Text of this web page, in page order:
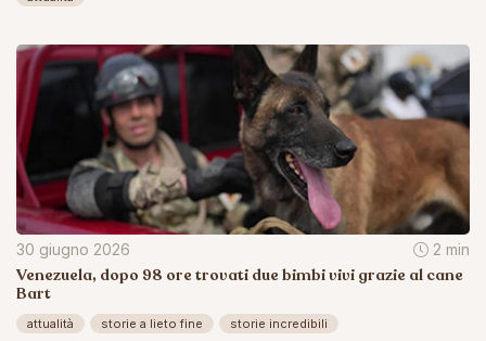
30 giugno 2026 2 min
Venezuela, dopo 98 ore trovati due bimbi vivi grazie al cane
Bart
attualità storie a lieto fine storie incredibili